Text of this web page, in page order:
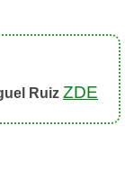
Ruiz ZDE